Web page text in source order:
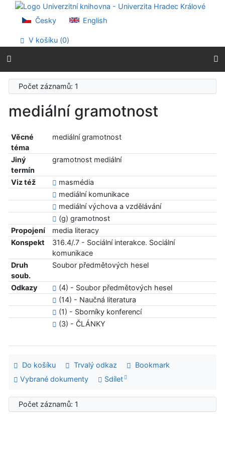
Přejít na obsah
Přejít na menu
Prohlášení o webové přístupnosti
Česky English
V košíku (0)
Počet záznamů: 1
mediální gramotnost
Věcné
téma
mediální gramotnost
Jiný
termín
gramotnost mediální
Viz též
masmédia
mediální komunikace
mediální výchova a vzdělávání
(g) gramotnost
Propojení
media literacy
Konspekt
316.4/.7 - Sociální interakce. Sociální
komunikace
Druh
soub.
Soubor předmětových hesel
Odkazy
(4) - Soubor předmětových hesel
(14) - Naučná literatura
(1) - Sborníky konferencí
(3) - ČLÁNKY
Do košíku Trvalý odkaz
Bookmark
Vybrané dokumenty
Sdílet
Počet záznamů: 1